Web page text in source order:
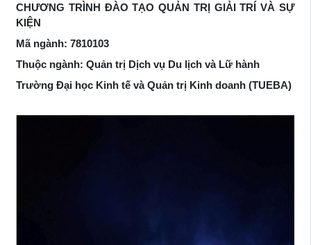
CHƯƠNG TRÌNH ĐÀO TẠO QUẢN TRỊ GIẢI TRÍ VÀ SỰ
KIỆN
Mã ngành: 7810103
Thuộc ngành: Quản trị Dịch vụ Du lịch và Lữ hành
Trường Đại học Kinh tế và Quản trị Kinh doanh (TUEBA)